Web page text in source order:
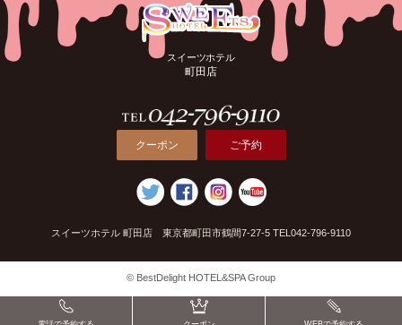
スイーツホテル
町田店
クーポン ご予約
スイーツホテル 町田店 東京都町田市鶴間7-27-5 TEL042-796-9110
© BestDelight HOTEL&SPA Group